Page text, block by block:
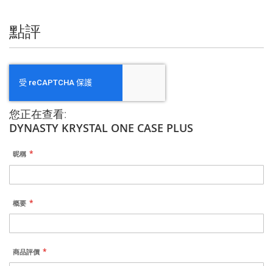
點評
您正在查看:
DYNASTY KRYSTAL ONE CASE PLUS
昵稱
概要
商品評價